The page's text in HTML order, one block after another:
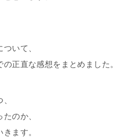
いて、
正直な感想をまとめました。
のか、
ます。